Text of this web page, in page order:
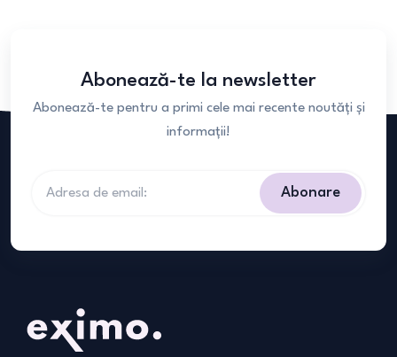
Abonează-te la newsletter
Abonează-te pentru a primi cele mai recente noutăți și
informații!
Abonare